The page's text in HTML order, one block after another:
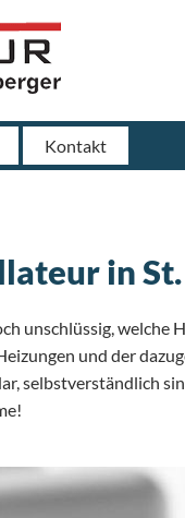
Kontakt
in
unschlüssig, welche
und der
selbstverständlich